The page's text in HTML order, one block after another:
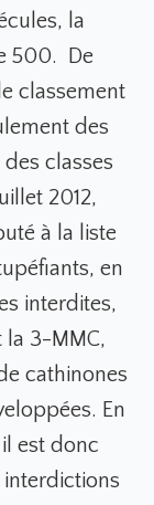
la
500. De
classement
des
classes
2012,
à la liste
en
interdites,
la 3-MMC,
cathinones
En
est donc